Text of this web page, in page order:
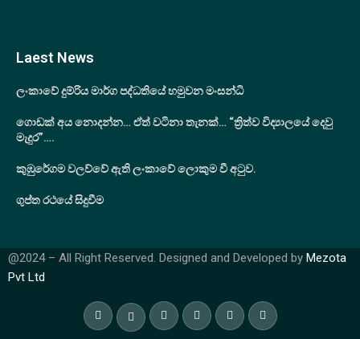
Laest News
ලංකාවේ දුම්රිය මාර්ග පද්ධතියේ හමුවන මංසන්ධි
ගොඩක් අය නොදන්න… ඒත් වටිනා තැනක්… “ත්‍රිත්ව විද්‍යාලයේ දෙවු
මැදුර”….
කුඹුරේගම වලව්වේ ඇති ලංකාවේ ලොකුම වී අටුව.
ගුප්ත රථයේ සිදුවීම
@2024 – All Right Reserved. Designed and Developed by Mezota
Pvt Ltd